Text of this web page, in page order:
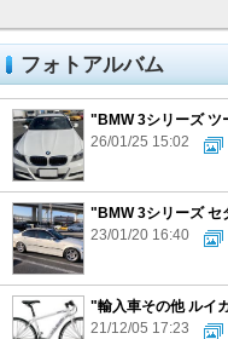
フォトアルバム
"BMW 3シリーズ ツ
26/01/25 15:02
"BMW 3シリーズ セ
23/01/20 16:40
"輸入車その他 ルイ
21/12/05 17:23